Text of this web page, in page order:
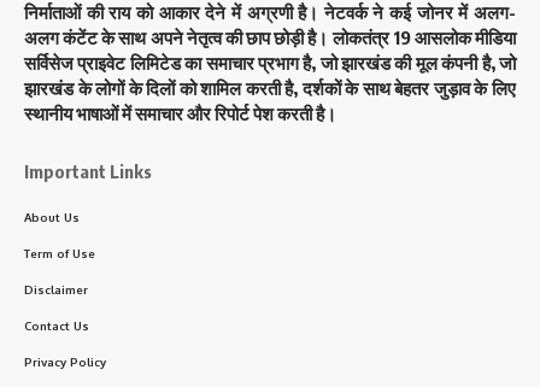
निर्माताओं की राय को आकार देने में अग्रणी है। नेटवर्क ने कई जोनर में अलग-
अलग कंटेंट के साथ अपने नेतृत्व की छाप छोड़ी है। लोकतंत्र 19 आसलोक मीडिया
सर्विसेज प्राइवेट लिमिटेड का समाचार प्रभाग है, जो झारखंड की मूल कंपनी है, जो
झारखंड के लोगों के दिलों को शामिल करती है, दर्शकों के साथ बेहतर जुड़ाव के लिए
स्थानीय भाषाओं में समाचार और रिपोर्ट पेश करती है।
Important Links
About Us
Term of Use
Disclaimer
Contact Us
Privacy Policy